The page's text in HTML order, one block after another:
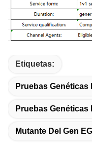
Etiquetas:
Pruebas Genéticas
Pruebas Genéticas
Mutante Del Gen